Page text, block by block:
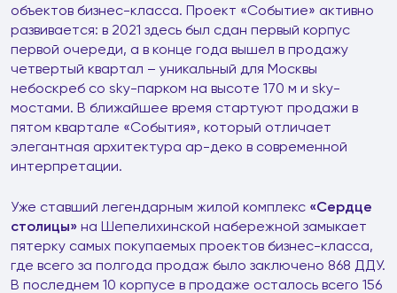
объектов бизнес-класса. Проект «Событие» активно
развивается: в 2021 здесь был сдан первый корпус
первой очереди, а в конце года вышел в продажу
четвертый квартал – уникальный для Москвы
небоскреб со sky-парком на высоте 170 м и sky-
мостами. В ближайшее время стартуют продажи в
пятом квартале «События», который отличает
элегантная архитектура ар-деко в современной
интерпретации.
Уже ставший легендарным жилой комплекс «Сердце
столицы» на Шепелихинской набережной замыкает
пятерку самых покупаемых проектов бизнес-класса,
где всего за полгода продаж было заключено 868 ДДУ.
В последнем 10 корпусе в продаже осталось всего 156